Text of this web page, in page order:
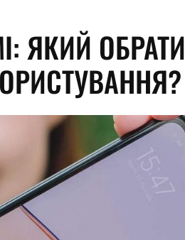
ЯКИЙ ОБРАТИ